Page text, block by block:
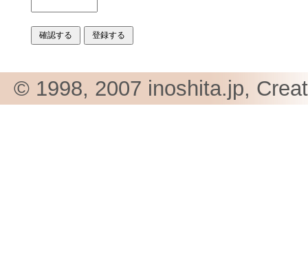
© 1998, 2007 inoshita.jp,